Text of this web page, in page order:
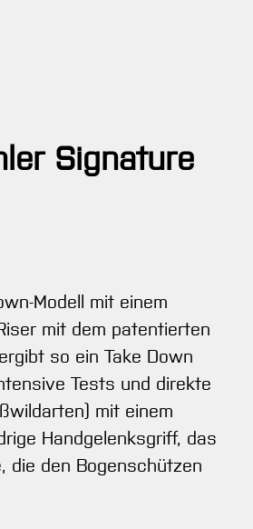
Signature
Modell mit einem
mit dem patentierten
so ein Take Down
Tests und direkte
mit einem
Handgelenksgriff, das
die den Bogenschützen